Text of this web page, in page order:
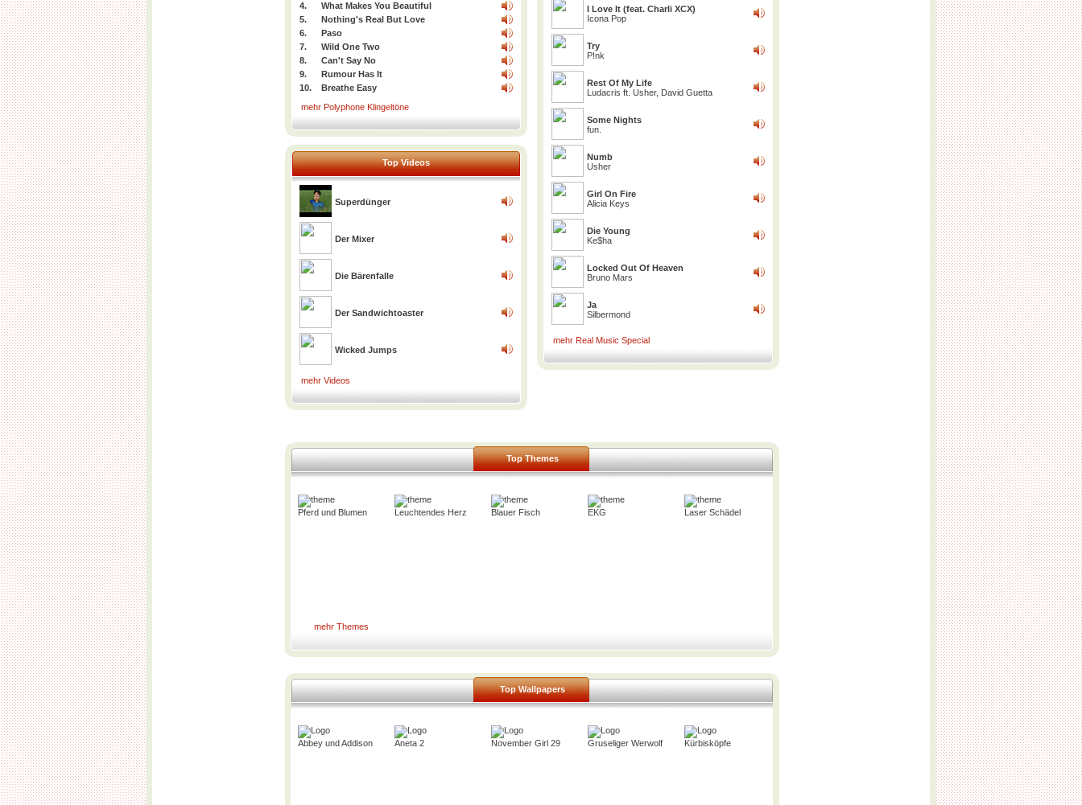
4.
What Makes You Beautiful
5.
Nothing's Real But Love
6.
Paso
7.
Wild One Two
8.
Can't Say No
9.
Rumour Has It
10.
Breathe Easy
mehr Polyphone Klingeltöne
Top Videos
Superdünger
Der Mixer
Die Bärenfalle
Der Sandwichtoaster
Wicked Jumps
mehr Videos
I Love It (feat. Charli XCX)
Icona Pop
Try
P!nk
Rest Of My Life
Ludacris ft. Usher, David Guetta
Some Nights
fun.
Numb
Usher
Girl On Fire
Alicia Keys
Die Young
Ke$ha
Locked Out Of Heaven
Bruno Mars
Ja
Silbermond
mehr Real Music Special
Top Themes
Pferd und Blumen Leuchtendes Herz Blauer Fisch EKG Laser Schädel
mehr Themes
Top Wallpapers
Abbey und Addison Aneta 2 November Girl 29 Gruseliger Werwolf Kürbisköpfe